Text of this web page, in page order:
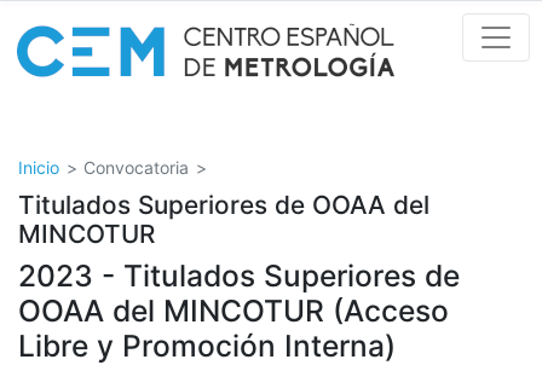
al
contenido
Inicio Convocatoria
Titulados Superiores de OOAA del
MINCOTUR
2023 - Titulados Superiores de
OOAA del MINCOTUR (Acceso
Libre y Promoción Interna)